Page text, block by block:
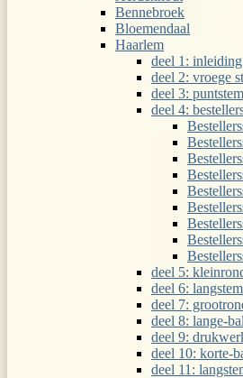
Bennebroek
Bloemendaal
Haarlem
deel 1: inleiding
deel 2: vroege
deel 3:
deel 4:
deel 5:
deel 6:
deel 7:
deel 8: lange-
deel 9:
deel 10: korte-
deel 11: